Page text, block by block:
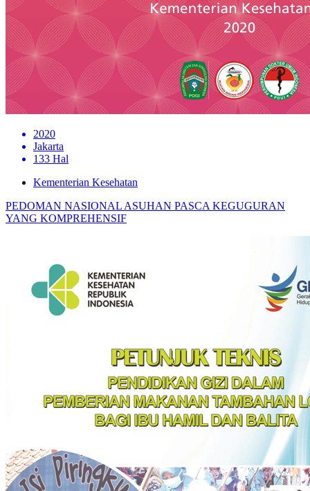
2020
Jakarta
133 Hal
Kementerian Kesehatan
PEDOMAN NASIONAL ASUHAN PASCA KEGUGURAN
YANG KOMPREHENSIF